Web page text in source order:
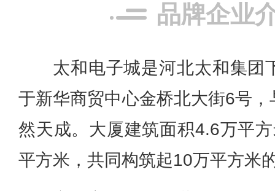
品牌企业
太和电子城是河北太和集团
于新华商贸中心金桥北大街6号
然天成。 大厦建筑面积4.6万平
平方米，共同构筑起10万平方米